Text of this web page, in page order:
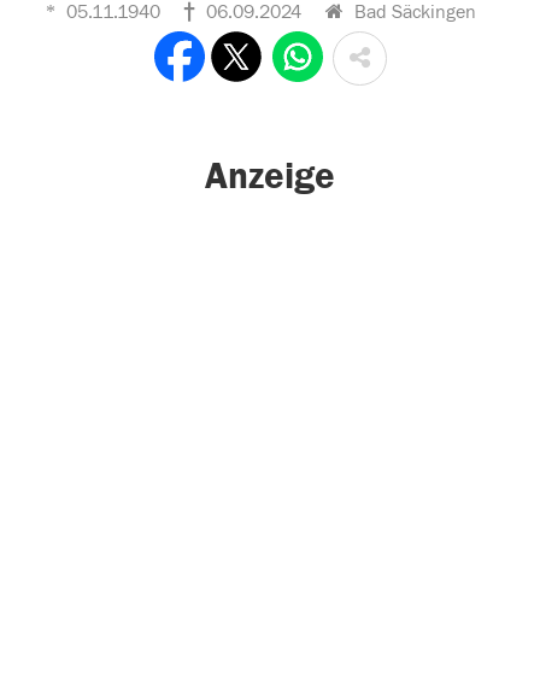
05.11.1940 06.09.2024 Bad Säckingen
Anzeige